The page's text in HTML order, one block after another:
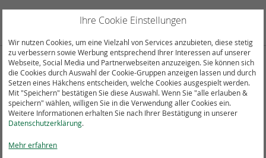
Kundenlogin
Registrierte Kunden
Wenn Sie ein Konto haben, melden Sie sich mit Ihrer E-Mail-
Adresse an.
Ihre Cookie Einstellungen
Wir nutzen Cookies, um eine Vielzahl von Services anzubieten, diese stetig
zu verbessern sowie Werbung entsprechend Ihrer Interessen auf unserer
Webseite, Social Media und Partnerwebseiten anzuzeigen. Sie können sich
die Cookies durch Auswahl der Cookie-Gruppen anzeigen lassen und durch
Setzen eines Häkchens entscheiden, welche Cookies ausgespielt werden.
Mit "Speichern" bestätigen Sie diese Auswahl. Wenn Sie "alle erlauben &
speichern" wählen, willigen Sie in die Verwendung aller Cookies ein.
Weitere Informationen erhalten Sie nach Ihrer Bestätigung in unserer
Datenschutzerklärung.
Mehr erfahren